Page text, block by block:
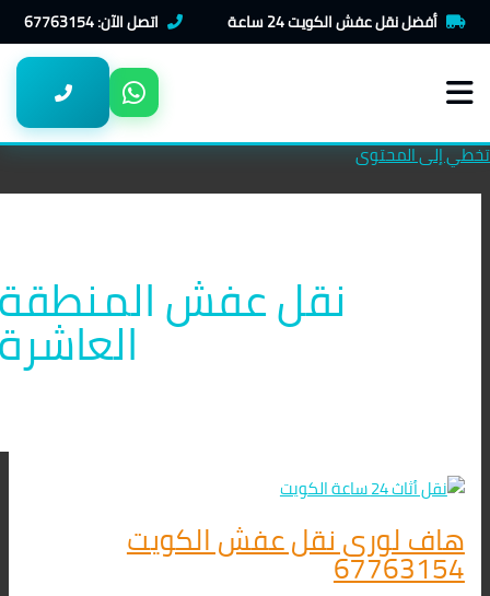
أفضل نقل عفش الكويت 24 ساعة اتصل الآن: 67763154
تخطي إلى المحتوى
نقل عفش
هاف لوري نقل عفش الكويت
67763154